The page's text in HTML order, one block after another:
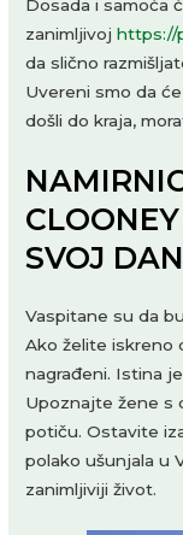
Dosada i samoća
zanimljivojhttps://
da slično
Uvereni smo da
došli do kraja,
SVOJ
Vaspitane su da
Ako želite iskreno
nagrađeni. Istina
Upoznajte žene s
potiču. Ostavite
polako ušunjala u
zanimljiviji život.